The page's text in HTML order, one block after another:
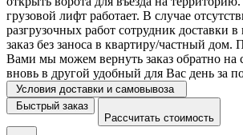
грузовой лифт работает. В случае
разгрузочных работ сотрудник доставки в
заказ без заноса в квартиру/частный дом.
Вами мы можем вернуть заказ обратно на
вновь в другой удобный для Вас день за
Условия доставки и самовывоза
Быстрый заказ
Рассчитать стоимость